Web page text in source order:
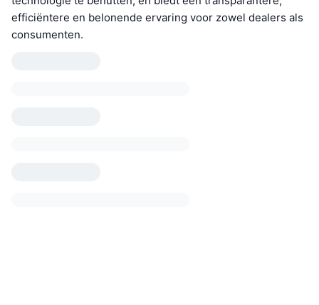
efficiëntere en belonende ervaring voor zowel dealers als
consumenten.